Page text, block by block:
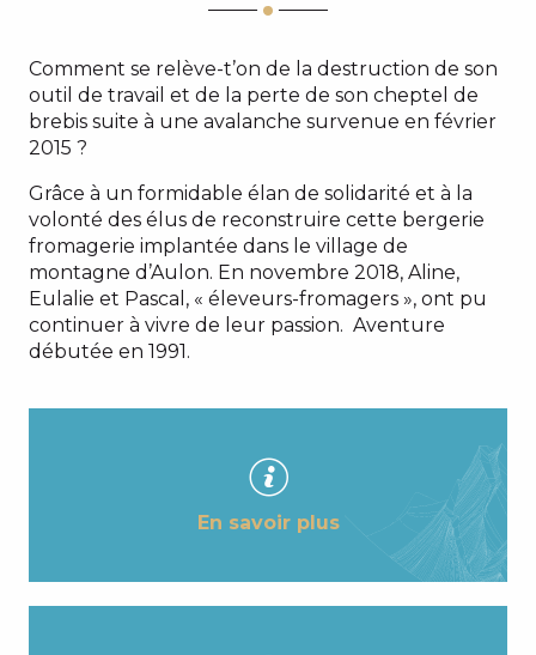
Comment se relève-t’on de la destruction de son
outil de travail et de la perte de son cheptel de
brebis suite à une avalanche survenue en février
2015 ?
Grâce à un formidable élan de solidarité et à la
volonté des élus de reconstruire cette bergerie
fromagerie implantée dans le village de
montagne d’Aulon. En novembre 2018, Aline,
Eulalie et Pascal, « éleveurs-fromagers », ont pu
continuer à vivre de leur passion. Aventure
débutée en 1991.
En savoir plus